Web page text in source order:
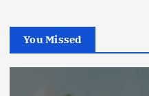
You Missed